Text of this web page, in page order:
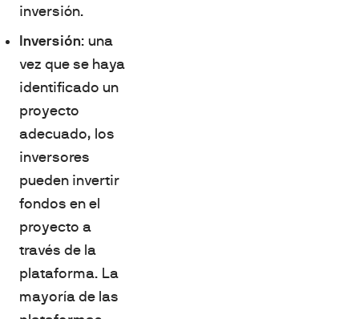
inversión.
Inversión: una
vez que se haya
identificado un
proyecto
adecuado, los
inversores
pueden invertir
fondos en el
proyecto a
través de la
plataforma. La
mayoría de las